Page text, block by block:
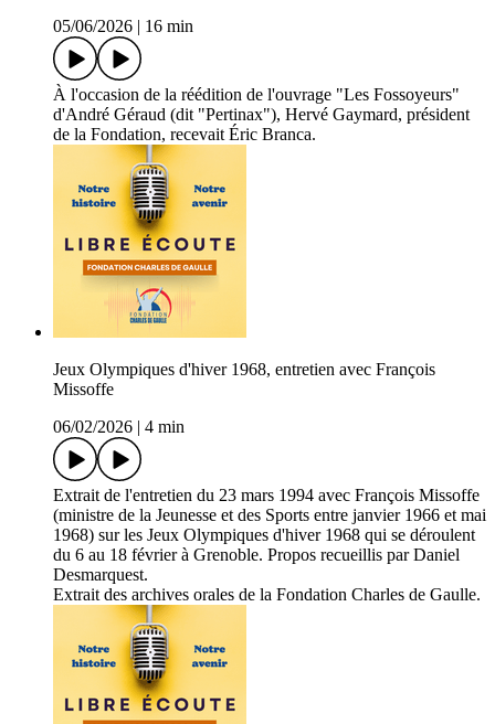
05/06/2026
16 min
À l'occasion de la réédition de l'ouvrage "Les Fossoyeurs"
d'André Géraud (dit "Pertinax"), Hervé Gaymard, président
de la Fondation, recevait Éric Branca.
Jeux Olympiques d'hiver 1968, entretien avec François
Missoffe
06/02/2026
4 min
Extrait de l'entretien du 23 mars 1994 avec François Missoffe
(ministre de la Jeunesse et des Sports entre janvier 1966 et mai
1968) sur les Jeux Olympiques d'hiver 1968 qui se déroulent
du 6 au 18 février à Grenoble. Propos recueillis par Daniel
Desmarquest.
Extrait des archives orales de la Fondation Charles de Gaulle.